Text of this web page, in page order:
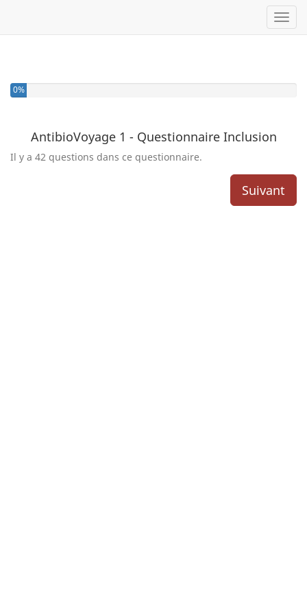
0%
AntibioVoyage 1 - Questionnaire Inclusion
Il y a 42 questions dans ce questionnaire.
Suivant